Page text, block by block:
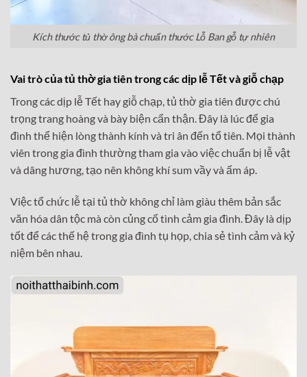
Kích thước tủ thờ ông bà chuẩn thước Lỗ Ban gỗ tự nhiên
Vai trò của tủ thờ gia tiên trong các dịp lễ Tết và giỗ chạp
Trong các dịp lễ Tết hay giỗ chạp, tủ thờ gia tiên được chú
trọng trang hoàng và bày biện cẩn thận. Đây là lúc để gia
đình thể hiện lòng thành kính và tri ân đến tổ tiên. Mọi thành
viên trong gia đình thường tham gia vào việc chuẩn bị lễ vật
và dâng hương, tạo nên không khí sum vầy và ấm áp.
Việc tổ chức lễ tại tủ thờ không chỉ làm giàu thêm bản sắc
văn hóa dân tộc mà còn củng cố tình cảm gia đình. Đây là dịp
tốt để các thế hệ trong gia đình tụ họp, chia sẻ tình cảm và kỷ
niệm bên nhau.